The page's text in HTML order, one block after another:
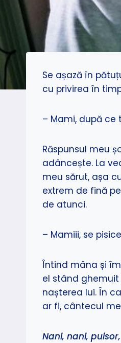
Se așază în
cu privirea în
– Mami, după ce
Răspunsul meu
adâncește. La
meu sărut, așa
extrem de fină
de atunci.
– Mamiii, se
Întind mâna și
el stând
nașterea lui. În
ar fi, cântecul
Nani, nani, puisor,